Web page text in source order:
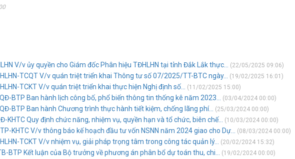
V/v ủy quyền cho Giám đốc Phân hiệu TĐHLHN tại tỉnh Đắk Lắk thực... (22/05/2025 09:06)
TCQT V/v quán triệt triển khai Thông tư số 07/2025/TT-BTC ngày... (19/02/2025 16:01)
TCKT V/v quán triệt triển khai thực hiện Nghị định số... (11/02/2025 15:00)
BTP Ban hành lịch công bố, phổ biến thông tin thống kê năm 2023... (03/04/2024 00:00)
BTP Ban hành Chương trình thực hành tiết kiệm, chống lãng phí... (25/03/2024 00:00)
KHTC Quy định chức năng, nhiệm vụ, quyền hạn và tổ chức, biên chế... (10/03/2024 00:00)
KHTC V/v thông báo kế hoạch đầu tư vốn NSNN năm 2024 giao cho Dự... (08/03/2024 00:00)
TCKT V/v nhiệm vụ, giải pháp trọng tâm trong công tác quản lý... (20/02/2024 15:32)
BTP Kết luận của Bộ trưởng về phương án phân bổ dự toán thu, chi... (19/02/2024 00:00)